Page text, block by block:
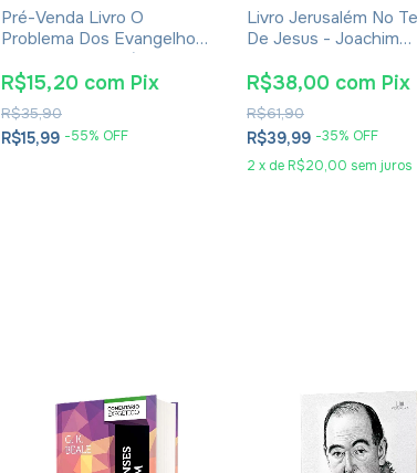
Pré-Venda Livro O
Problema Dos Evangelhos
E Soluções- Eusébio De
Cesareia
R$15,99 -55% OFF
R$35,90
R$15,20 com Pix
Livro Jerusalém No
De Jesus - Joachim
2024
R$39,99 -35% OFF
2 x de R$20,00 sem juros
R$61,90
R$38,00 com Pix